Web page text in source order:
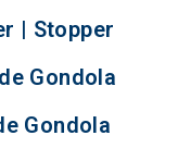
| Stopper
Gondola
Gondola